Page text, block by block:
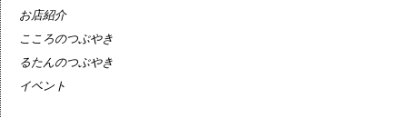
お店紹介
こころのつぶやき
るたんのつぶやき
イベント